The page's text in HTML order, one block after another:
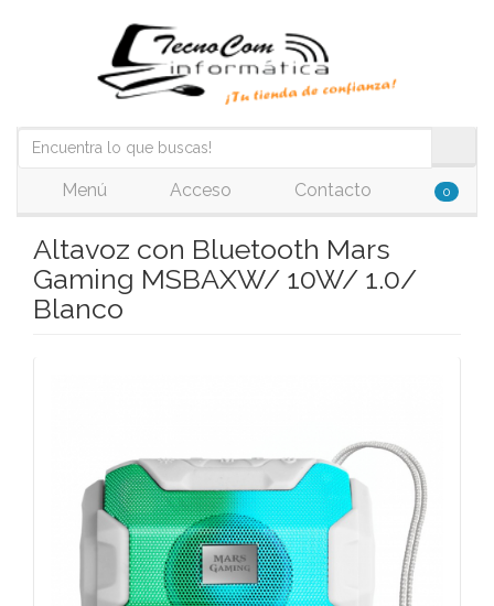
Menú Acceso Contacto 0
Altavoz con Bluetooth Mars
Gaming MSBAXW/ 10W/ 1.0/
Blanco